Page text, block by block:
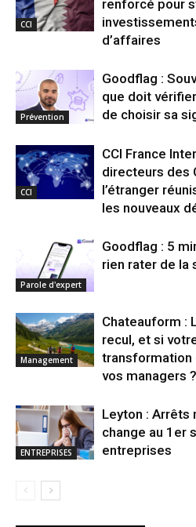
CCI
renforcé pour
d’affaires
Prévention
Goodflag :
que doit
de choisir sa
CCI
CCI France
directeurs des
l’étranger
les nouveaux
Parole d'expert
Goodflag : 5
rien rater de la
Management
Chateauform :
recul, et si
transformation
vos managers ?
ENTREPRISES
Leyton : Arrêts
change au 1er
entreprises